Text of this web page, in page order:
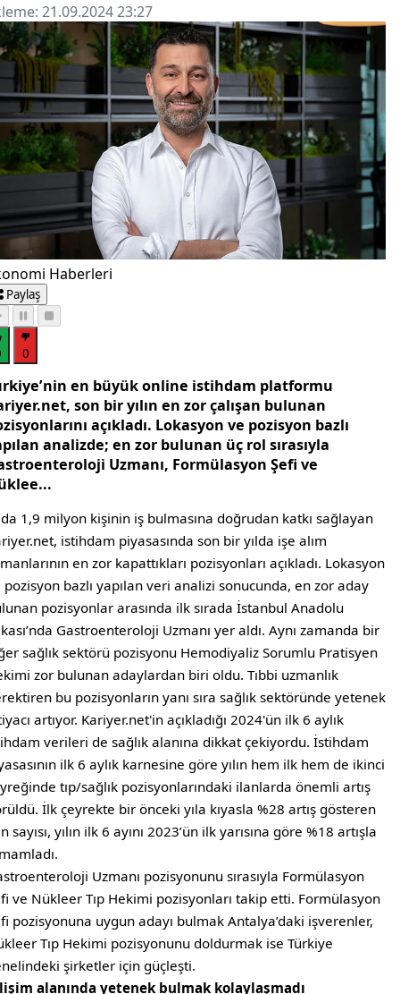
21.09.2024 23:27
Haberleri
Paylaş
0
en büyük online istihdam platformu
son bir yılın en zor çalışan bulunan
açıkladı. Lokasyon ve pozisyon bazlı
analizde; en zor bulunan üç rol sırasıyla
Uzmanı, Formülasyon Şefi ve
1,9 milyon kişinin iş bulmasına doğrudan katkı sağlayan
istihdam piyasasında son bir yılda işe alım
en zor kapattıkları pozisyonları açıkladı. Lokasyon
pozisyon bazlı yapılan veri analizi sonucunda, en zor aday
pozisyonlar arasında ilk sırada İstanbul Anadolu
Gastroenteroloji Uzmanı yer aldı. Aynı zamanda bir
sağlık sektörü pozisyonu Hemodiyaliz Sorumlu Pratisyen
zor bulunan adaylardan biri oldu. Tıbbi uzmanlık
bu pozisyonların yanı sıra sağlık sektöründe yetenek
artıyor. Kariyer.net'in açıkladığı 2024'ün ilk 6 aylık
verileri de sağlık alanına dikkat çekiyordu. İstihdam
ilk 6 aylık karnesine göre yılın hem ilk hem de ikinci
tıp/sağlık pozisyonlarındaki ilanlarda önemli artış
İlk çeyrekte bir önceki yıla kıyasla %28 artış gösteren
sayısı, yılın ilk 6 ayını 2023’ün ilk yarısına göre %18 artışla
Uzmanı pozisyonunu sırasıyla Formülasyon
ve Nükleer Tıp Hekimi pozisyonları takip etti. Formülasyon
pozisyonuna uygun adayı bulmak Antalya’daki işverenler,
Tıp Hekimi pozisyonunu doldurmak ise Türkiye
şirketler için güçleşti.
alanında yetenek bulmak kolaylaşmadı